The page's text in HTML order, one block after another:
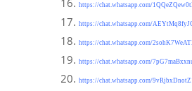
https://chat.whatsapp.com/
https://chat.whatsapp.com/
https://chat.whatsapp.com/
https://chat.whatsapp.com/
https://chat.whatsapp.com/